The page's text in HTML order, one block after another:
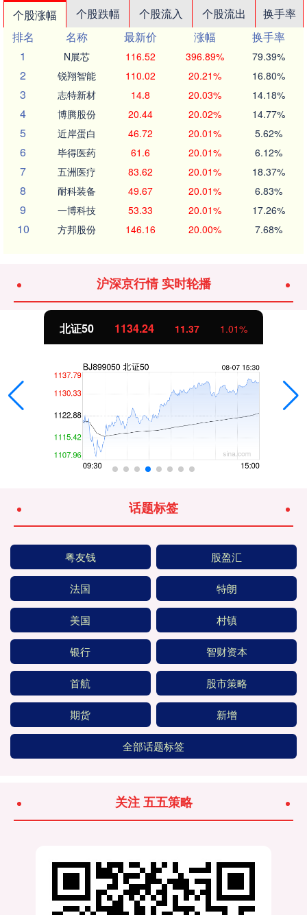
个股涨幅 个股跌幅 个股流入 个股流出
换手率
排名
名称 最新价 涨幅
换手率
1
N展芯 116.52 396.89% 79.39%
2 锐翔智能 110.02 20.21% 16.80%
3 志特新材 14.8 20.03% 14.18%
4 博腾股份 20.44 20.02% 14.77%
5 近岸蛋白 46.72 20.01% 5.62%
6 毕得医药 61.6 20.01% 6.12%
7 五洲医疗 83.62 20.01% 18.37%
8 耐科装备 49.67 20.01% 6.83%
9 一博科技 53.33 20.01% 17.26%
10 方邦股份 146.16 20.00% 7.68%
沪深京行情 实时轮播
北证50 1134.24 11.37 1.01%
话题标签
粤友钱 股盈汇
法国 特朗
美国 村镇
银行 智财资本
首航 股市策略
期货 新增
全部话题标签
关注 五五策略